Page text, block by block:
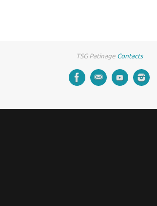
TSG Patinage Contacts